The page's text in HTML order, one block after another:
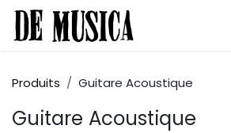
Se rendre au contenu
Produits Guitare Acoustique
Guitare Acoustique